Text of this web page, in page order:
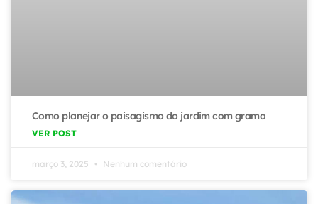
Como planejar o paisagismo do jardim com grama
VER POST
março 3, 2025 Nenhum comentário